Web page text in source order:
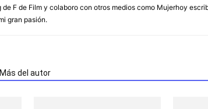
de F de Film y colaboro con otros medios como Mujerhoy
gran pasión.
Más del autor